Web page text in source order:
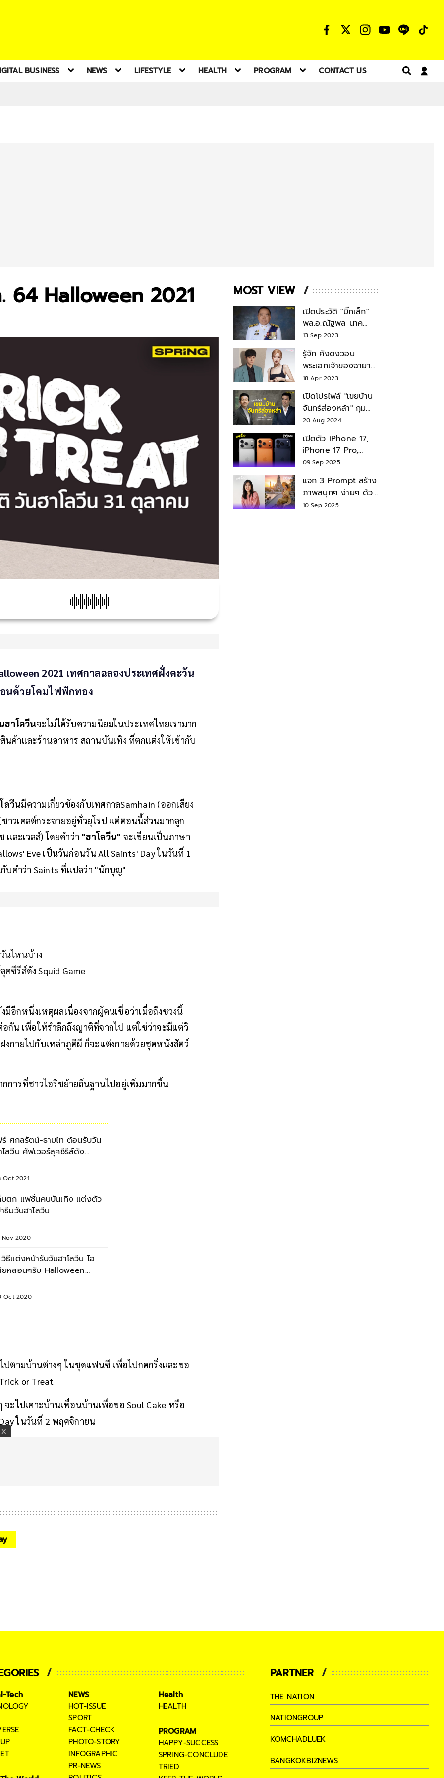
BUSINESS NEWS LIFESTYLE HEALTH PROGRAM CONTACT US
64 Halloween 2021
2021 เทศกาลฉลองประเทศฝั่งตะวัน
นด้วยโคมไฟฟักทอง
ฮาโลวีนจะไม่ได้รับความนิยมในประเทศไทยเรามาก
นค้าและร้านอาหาร สถานบันเทิง ที่ตกแต่งให้เข้ากับ
ลวีนมีความเกี่ยวข้องกับเทศกาลSamhain (ออกเสียง
าวเคลต์กระจายอยู่ทั่วยุโรป แต่ตอนนี้ส่วนมากลูก
ละเวลส์) โดยคำว่า "ฮาโลวีน" จะเขียนเป็นภาษา
Eve เป็นวันก่อนวัน All Saints' Day ในวันที่ 1
บคำว่า Saints ที่แปลว่า "นักบุญ"
นไหนบ้าง
ซีรีส์ดัง Squid Game
อีกหนึ่งเหตุผลเนื่องจากผู้คนเชื่อว่าเมื่อถึงช่วงนี้
กัน เพื่อให้รำลึกถึงญาติที่จากไป แต่ใช่ว่าจะมีแต่วิ
กายไปกับเหล่าภูติผี ก็จะแต่งกายด้วยชุดหนังสัตว์
การที่ชาวไอริชย้ายถิ่นฐานไปอยู่เพิ่มมากขึ้น
ร์ ศกลรัตน์-ธามไท ต้อนรับวัน
โลวีน คัฟเวอร์ลุคซีรีส์ดัง
Oct 2021
บตก แฟชั่นคนบันเทิง แต่งตัว
าธีมวันฮาโลวีน
Nov 2020
ธีแต่งหน้ารับวันฮาโลวีน ไอ
ยหลอนๆรับ Halloween
Oct 2020
ปตามบ้านต่างๆ ในชุดแฟนซี เพื่อไปกดกริ่งและขอ
or Treat
ะไปเคาะบ้านเพื่อนบ้านเพื่อขอ Soul Cake หรือ
ในวันที่ 2 พฤศจิกายน
MOST VIEW
เปิดประวัติ "บิ๊กเล็ก"
พล.อ.ณัฐพล นาค
พาณิชย์ จากเลขาฯ
สมช.-เลขาฯ
รมว.กลาโหม
13 Sep 2023
รู้จัก คังดงวอน
พระเอกเจ้าของฉายา
สมบัติแห่งชาติ หลังมี
18 Apr 2023
เปิดโปรไฟล์ "เขยบ้าน
จันทร์ส่องหล้า" กุม
บังเหียนธุรกิจตระกูล
"ชินวัตร"
20 Aug 2024
เปิดตัว iPhone 17,
iPhone 17 Pro,
iPhone 17 Air สเปค
09 Sep 2025
แจก 3 Prompt สร้าง
ภาพสนุกๆ ง่ายๆ ด้วย
Nano Banana ใน
10 Sep 2025
Tech
NEWS
HOT-ISSUE
SPORT
FACT-CHECK
PHOTO-STORY
INFOGRAPHIC
PR-NEWS
Health
HEALTH
PROGRAM
HAPPY-SUCCESS
SPRING-CONCLUDE
TRIED
PARTNER
THE NATION
NATIONGROUP
KOMCHADLUEK
BANGKOKBIZNEWS